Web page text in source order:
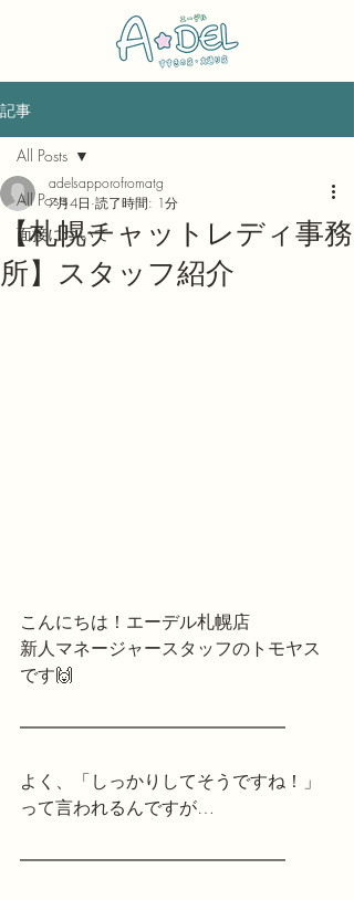
記事
All Posts
面接について
All Posts
【札幌チャットレディ事務
所】スタッフ紹介
adelsapporofromatg
7月4日 読了時間: 1分
こんにちは！エーデル札幌店
新人マネージャースタッフのトモヤス
です🙌
━━━━━━━━━━━━━━━
よく、「しっかりしてそうですね！」
って言われるんですが…
━━━━━━━━━━━━━━━